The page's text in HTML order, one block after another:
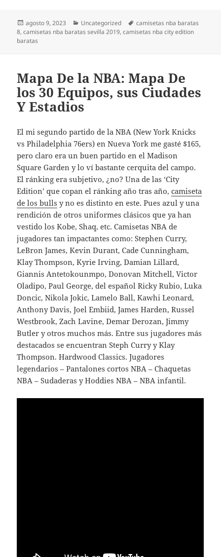
Publicado
el
agosto 9, 2023 Categorías
Uncategorized Etiquetas
camisetas nba baratas
8,camisetas nba baratas sevilla 2019,camisetas nba city edition
baratas
Mapa De la NBA: Mapa De
los 30 Equipos, sus Ciudades
Y Estadios
El mi segundo partido de la NBA (New York Knicks
vs Philadelphia 76ers) en Nueva York me gasté $165,
pero claro era un buen partido en el Madison
Square Garden y lo ví bastante cerquita del campo.
El ránking era subjetivo, ¿no? Una de las ‘City
Edition’ que copan el ránking año tras año,camiseta
de los bulls y no es distinto en este. Pues azul y una
rendición de otros uniformes clásicos que ya han
vestido los Kobe, Shaq, etc. Camisetas NBA de
jugadores tan impactantes como: Stephen Curry,
LeBron James, Kevin Durant, Cade Cunningham,
Klay Thompson, Kyrie Irving, Damian Lillard,
Giannis Antetokounmpo, Donovan Mitchell, Victor
Oladipo, Paul George, del español Ricky Rubio, Luka
Doncic, Nikola Jokic, Lamelo Ball, Kawhi Leonard,
Anthony Davis, Joel Embiid, James Harden, Russel
Westbrook, Zach Lavine, Demar Derozan, Jimmy
Butler y otros muchos más. Entre sus jugadores más
destacados se encuentran Steph Curry y Klay
Thompson. Hardwood Classics. Jugadores
legendarios – Pantalones cortos NBA – Chaquetas
NBA – Sudaderas y Hoddies NBA – NBA infantil.